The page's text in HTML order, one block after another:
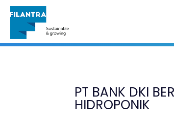
Portofolio
PT BANK DKI
HIDROPONIK